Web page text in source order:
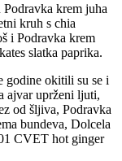
krem juha
kruh s chia
i Podravka krem
slatka paprika.
godine okitili su se i
ajvar uprženi ljuti,
od šljiva, Podravka
bundeva, Dolcela
CVET hot ginger